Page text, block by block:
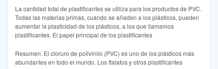
La cantidad total de plastificantes se utiliza para los productos de PVC.
Todas las materias primas, cuando se añaden a los plásticos, pueden
aumentar la plasticidad de los plásticos, a los que llamamos
plastificantes. El papel principal de los plastificantes
Resumen. El cloruro de polivinilo (PVC) es uno de los plásticos más
abundantes en todo el mundo. Los ftalatos y otros plastificantes